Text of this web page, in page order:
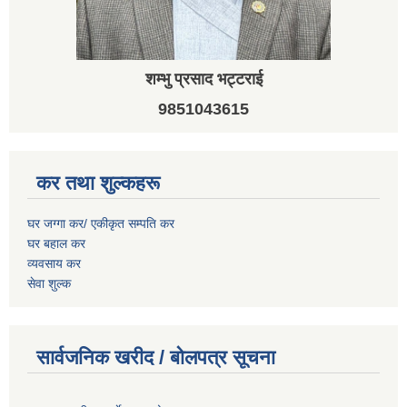
शम्भु प्रसाद भट्टराई
9851043615
कर तथा शुल्कहरू
घर जग्गा कर/ एकीकृत सम्पति कर
घर बहाल कर
व्यवसाय कर
सेवा शुल्क
सार्वजनिक खरीद / बोलपत्र सूचना